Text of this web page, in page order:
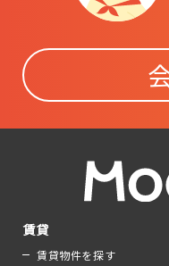
賃貸
賃貸物件を探す